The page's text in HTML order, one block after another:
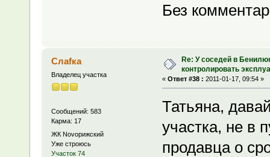
Без
Слаfка
Владелец участка
Сообщений: 583
Карма: 17
ЖК Novoрижский
Уже строюсь
Участок 74
Re: У соседей в
контролировать
« Ответ #38 : 2011-01-17, 09:54 »
Татьяна,
участка, не в
продавца о